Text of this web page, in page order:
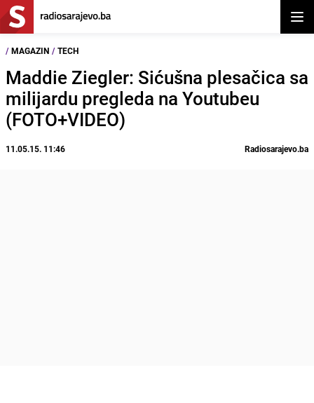
/ MAGAZIN / TECH
Maddie Ziegler: Sićušna plesačica sa
milijardu pregleda na Youtubeu
(FOTO+VIDEO)
11.05.15. 11:46 Radiosarajevo.ba